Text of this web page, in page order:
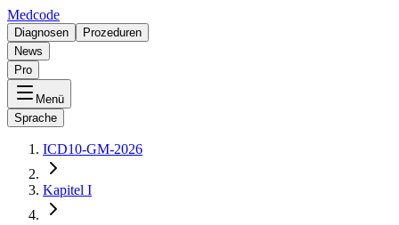
Medcode
Diagnosen
Prozeduren
News
Pro
Menü
Sprache
ICD10-GM-2026
Kapitel I